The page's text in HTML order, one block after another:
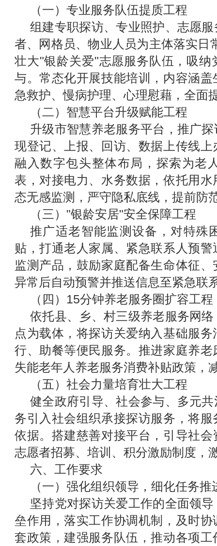
（一）专业服务队伍提质工程
组建专职探访、专业照护、志愿
者、网格员、物业人员为主体落实日
壮大"银龄关爱"志愿服务队伍，吸纳
与。常态化开展技能培训，内容涵
急救护、慢病护理、心理慰藉，全面
（二）智慧平台升级赋能工程
升级市智慧养老服务平台，推广
现登记、上报、回访、数据上传线
融入数字包头整体布局，探索为老
表，对接电力、水务数据，依托用
态无感监测，严守隐私底线，提前防
（三）"银龄安居"安全保障工程
推广适老智能监测设备，对特殊
贴，打通老人家属、紧急联系人预
监测产品，鼓励家庭配备生命体征
异常后自动预警并推送信息至紧急联
（四）15分钟养老服务圈扩容工程
依托县、乡、村三级养老服务网络
点为载体，将探访关爱纳入基础服
行、助餐等便民服务。推进家庭养
失能老年人养老服务消费补贴政策，
（五） 社会力量培育壮大工程
健全政府引导、社会参与、多元
务引入社会组织承接探访服务，将
依据。搭建慈善对接平台，引导社
志愿者招募、培训、积分激励制度，
六、 工作要求
（一）强化组织领导，细化任务推
坚持党对探访关爱工作的全面领
垒作用，落实工作协调机制，及时
套政策，建强服务队伍，推动各项